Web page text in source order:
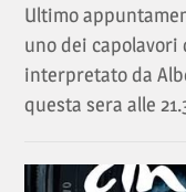
Ultimo
uno dei capolavori
interpretato da
questa sera alle